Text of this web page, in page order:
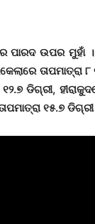
ପାରଦ ଉପର ମୁହାଁ
ଡିଗ୍ରୀ,
୧୫.୭